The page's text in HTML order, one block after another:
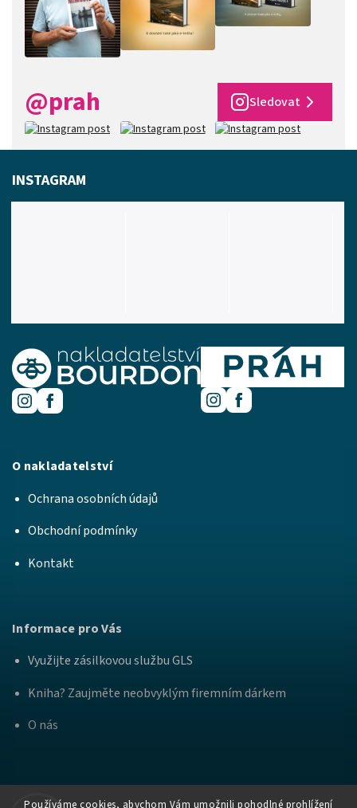
Používáme cookies, abychom Vám umožnili pohodlné prohlížení
@prah Sledovat
O nakladatelství
Ochrana osobních údajů
Obchodní podmínky
Kontakt
Informace pro Vás
Využijte zásilkovou službu GLS
Kniha? Zaujměte neobvyklým firemním dárkem
O nás
INSTAGRAM